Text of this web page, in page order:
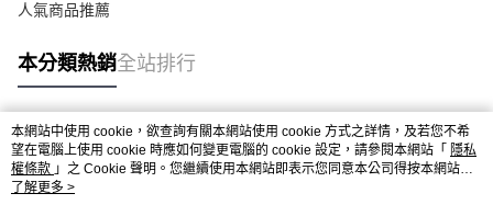
人氣商品推薦
本分類熱銷全站排行
熱門標籤
本網站中使用 cookie，欲查詢有關本網站使用 cookie 方式之詳情，及若您不希
望在電腦上使用 cookie 時應如何變更電腦的 cookie 設定，請參閱本網站「 隱私
權條款 」之 Cookie 聲明。您繼續使用本網站即表示您同意本公司得按本網站使
用條款之 Cookie 聲明使用 cookie。
了解更多 >